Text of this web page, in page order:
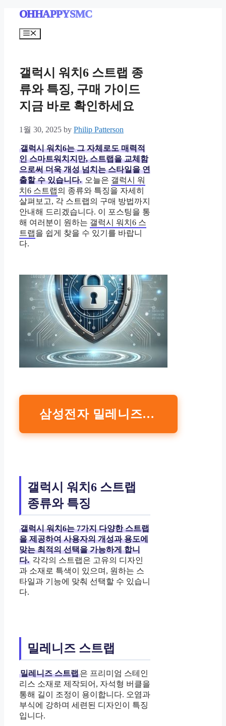
content
OHHAPPYSMC
Menu
갤럭시 워치6 스트랩 종
류와 특징, 구매 가이드
지금 바로 확인하세요
1월 30, 2025 by Philip Patterson
갤럭시 워치6는 그 자체로도 매력적
인 스마트워치지만, 스트랩을 교체함
으로써 더욱 개성 넘치는 스타일을 연
출할 수 있습니다. 오늘은 갤럭시 워
치6 스트랩의 종류와 특징을 자세히
살펴보고, 각 스트랩의 구매 방법까지
안내해 드리겠습니다. 이 포스팅을 통
해 여러분이 원하는 갤럭시 워치6 스
트랩을 쉽게 찾을 수 있기를 바랍니
다.
삼성전자 밀레니즈 스트랩 구매하기
갤럭시 워치6 스트랩
종류와 특징
갤럭시 워치6는 7가지 다양한 스트랩
을 제공하여 사용자의 개성과 용도에
맞는 최적의 선택을 가능하게 합니
다. 각각의 스트랩은 고유의 디자인
과 소재로 특색이 있으며, 원하는 스
타일과 기능에 맞춰 선택할 수 있습니
다.
밀레니즈 스트랩
밀레니즈 스트랩은 프리미엄 스테인
리스 소재로 제작되어, 자석형 버클을
통해 길이 조정이 용이합니다. 오염과
부식에 강하며 세련된 디자인이 특징
입니다.